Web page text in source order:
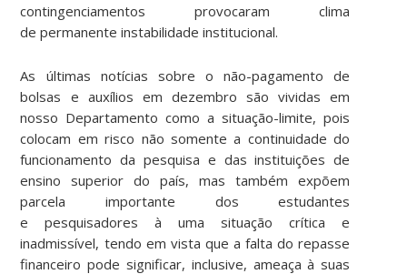
contingenciamentos provocaram clima
de permanente instabilidade institucional.
As últimas notícias sobre o não-pagamento de
bolsas e auxílios em dezembro são vividas em
nosso Departamento como a situação-limite, pois
colocam em risco não somente a continuidade do
funcionamento da pesquisa e das instituições de
ensino superior do país, mas também expõem
parcela importante dos estudantes
e pesquisadores à uma situação crítica e
inadmissível, tendo em vista que a falta do repasse
financeiro pode significar, inclusive, ameaça à suas